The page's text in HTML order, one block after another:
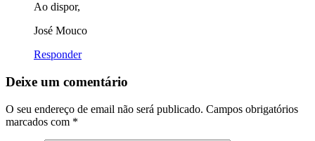
Ao dispor,
José Mouco
Responder
Deixe um comentário
O seu endereço de email não será publicado. Campos obrigatórios
marcados com *